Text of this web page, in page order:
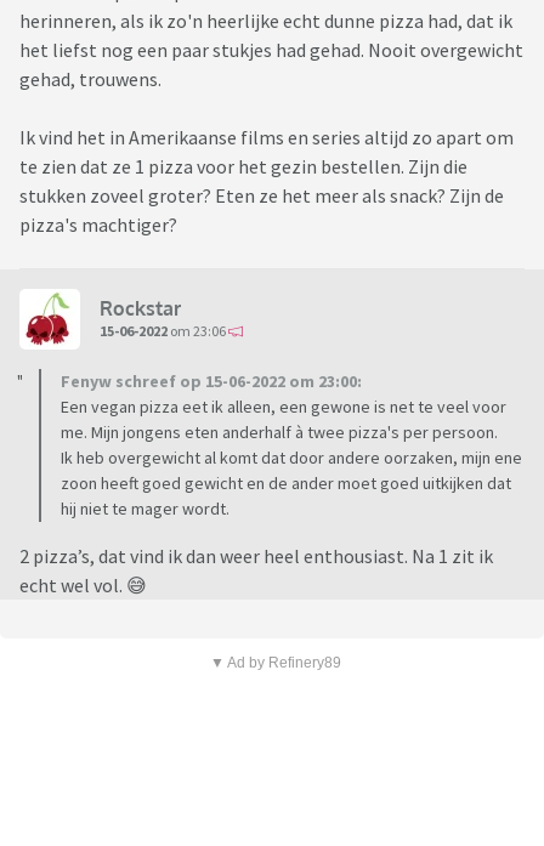
herinneren, als ik zo'n heerlijke echt dunne pizza had, dat ik
het liefst nog een paar stukjes had gehad. Nooit overgewicht
gehad, trouwens.
Ik vind het in Amerikaanse films en series altijd zo apart om
te zien dat ze 1 pizza voor het gezin bestellen. Zijn die
stukken zoveel groter? Eten ze het meer als snack? Zijn de
pizza's machtiger?
Rockstar
15-06-2022 om 23:06
Fenyw schreef op 15-06-2022 om 23:00:
Een vegan pizza eet ik alleen, een gewone is net te veel voor
me. Mijn jongens eten anderhalf à twee pizza's per persoon.
Ik heb overgewicht al komt dat door andere oorzaken, mijn ene
zoon heeft goed gewicht en de ander moet goed uitkijken dat
hij niet te mager wordt.
2 pizza’s, dat vind ik dan weer heel enthousiast. Na 1 zit ik
echt wel vol. 😅
▼ Ad by Refinery89